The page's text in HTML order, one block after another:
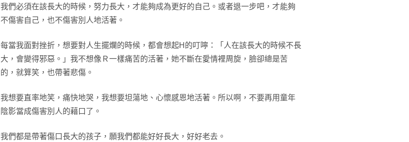
我們必須在該長大的時候，努力長大，才能夠成為更好的自己。或者退一步吧，才能夠
不傷害自己，也不傷害別人地活著。
每當我面對挫折，想要對人生擺爛的時候，都會想起H的叮嚀：「人在該長大的時候不長
大，會變得邪惡。」我不想像Ｒ一樣痛苦的活著，她不斷在愛情裡周旋，臉卻總是苦
的，就算笑，也帶著悲傷。
我想要直率地笑，痛快地哭，我想要坦蕩地、心懷感恩地活著。所以啊，不要再用童年
陰影當成傷害別人的藉口了。
我們都是帶著傷口長大的孩子，願我們都能好好長大，好好老去。